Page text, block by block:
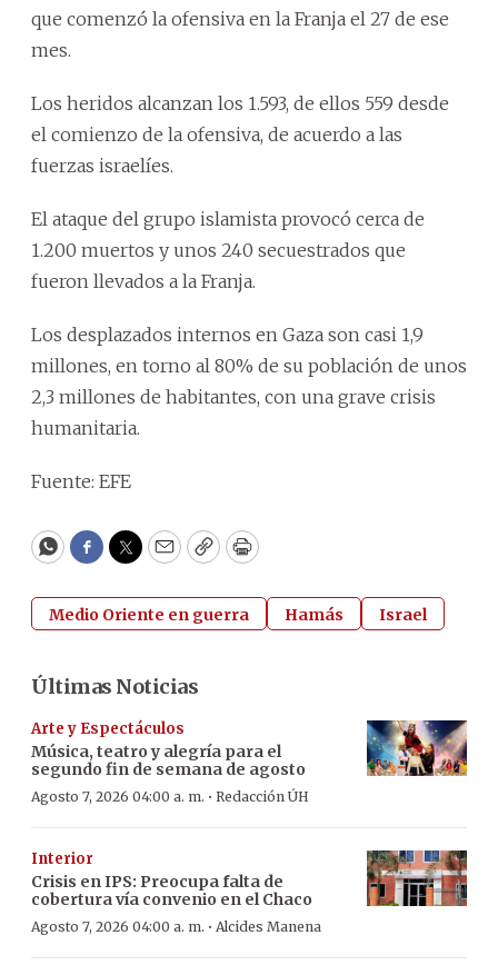
que comenzó la ofensiva en la Franja el 27 de ese
mes.
Los heridos alcanzan los 1.593, de ellos 559 desde
el comienzo de la ofensiva, de acuerdo a las
fuerzas israelíes.
El ataque del grupo islamista provocó cerca de
1.200 muertos y unos 240 secuestrados que
fueron llevados a la Franja.
Los desplazados internos en Gaza son casi 1,9
millones, en torno al 80% de su población de unos
2,3 millones de habitantes, con una grave crisis
humanitaria.
Fuente: EFE
WhatsApp
Facebook
Twitter
EmailCopyPrint
Medio Oriente en guerra Hamás Israel
Últimas Noticias
Arte y Espectáculos
Música, teatro y alegría para el
segundo fin de semana de agosto
Agosto 7, 2026 04:00 a. m. · Redacción ÚH
Interior
Crisis en IPS: Preocupa falta de
cobertura vía convenio en el Chaco
Agosto 7, 2026 04:00 a. m. · Alcides Manena